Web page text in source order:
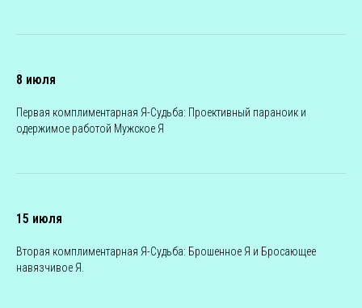
8 июля
Первая комплиментарная Я-Судьба: Проективный параноик и
одержимое работой Мужское Я
15 июля
Вторая комплиментарная Я-Судьба: Брошенное Я и Бросающее
навязчивое Я.